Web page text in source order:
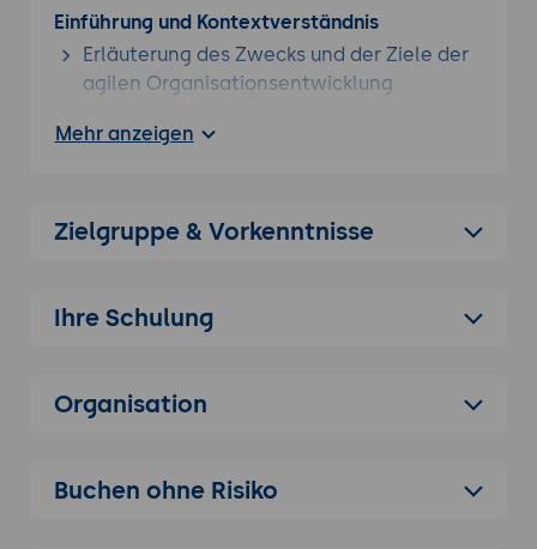
Für alle, die tiefer eintauchen möchten: Schauen
Sie sich unser gesamtesKanban SeminarPortfolio
Einführung und Kontextverständnis
Erläuterung des Zwecks und der Ziele der
agilen Organisationsentwicklung
Organisation
Prinzipien und Werte
Prinzipien und Werte
Manifests
Erarbeitung von konkreten Maßnahmen,
Mehr anzeigen
Zielgruppe & Vorkenntnisse
Ihre Schulung
Organisation
Buchen ohne Risiko